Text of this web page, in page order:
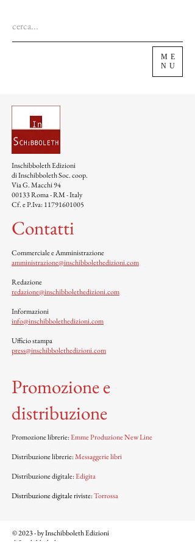
ME
NU
Inschibboleth Edizioni
di Inschibboleth Soc. coop.
Via G. Macchi 94
00133 Roma - RM - Italy
Cf. e P.Iva: 11791601005
Contatti
Commerciale e Amministrazione
amministrazione@inschibbolethedizioni.com
Redazione
redazione@inschibbolethedizioni.com
Informazioni
info@inschibbolethedizioni.com
Ufficio stampa
press@inschibbolethedizioni.com
Promozione e
distribuzione
Promozione librerie:Emme Produzione New Line
Distribuzione librerie:Messaggerie libri
Distribuzione digitale:Edigita
Distribuzione digitale riviste:Torrossa
© 2023 - by Inschibboleth Edizioni
di Inschibboleth soc. coop.